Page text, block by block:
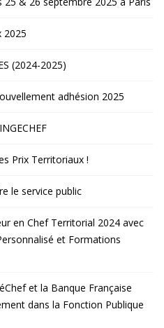
2025
(2024-2025)
adhésion 2025
Prix Territoriaux !
le service public
en Chef Territorial 2024 avec
et Formations
et la Banque Française
dans la Fonction Publique